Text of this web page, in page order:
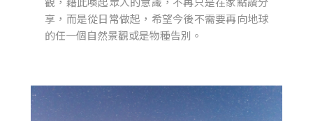
享，而是從日常做起，希望今後不需要再向地球
的任一個自然景觀或是物種告別。